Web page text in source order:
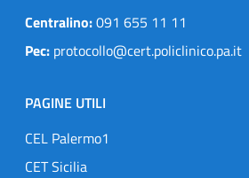
Centralino:091 655 11 11
Pec: protocollo@cert.policlinico.pa.it
PAGINE UTILI
CEL Palermo1
CET Sicilia